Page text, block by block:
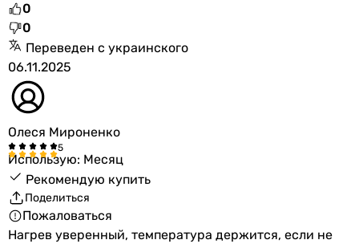
0
0
Переведен с украинского
06.11.2025
Олеся Мироненко
Использую: Месяц
Рекомендую купить
Поделиться
Пожаловаться
Нагрев уверенный, температура держится, если не